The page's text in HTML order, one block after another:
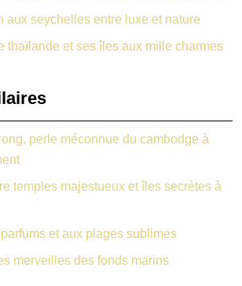
aux seychelles entre luxe et nature
thaïlande et ses îles aux mille charmes
perle méconnue du cambodge à
temples majestueux et îles secrètes à
et aux plages sublimes
merveilles des fonds marins